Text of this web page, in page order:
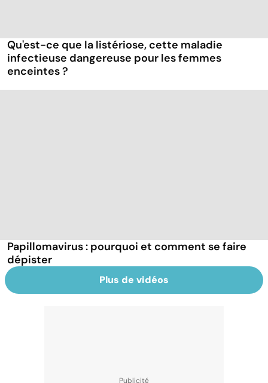
Qu'est-ce que la listériose, cette maladie
infectieuse dangereuse pour les femmes
enceintes ?
Papillomavirus : pourquoi et comment se faire
dépister
Plus de vidéos